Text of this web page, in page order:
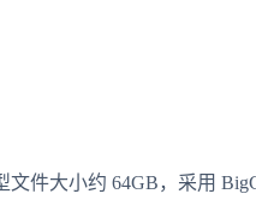
件大小约 64GB，采用